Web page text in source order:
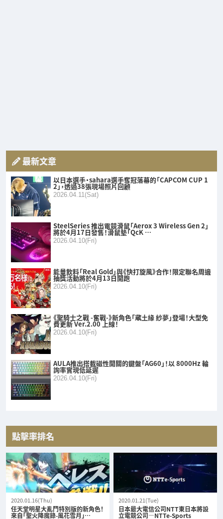
最新文章
以日本選手・sahara選手奪冠落幕的「CAPCOM CUP 1
2」，透過38張現場照片回顧
2026.04.11(Sat)
SteelSeries 推出電競滑鼠「Aerox 3 Wireless Gen 2」
將於4月17日發售！滑鼠墊「QcK …
2026.04.10(Fri)
能量飲料「Real Gold」與《快打旋風》合作！限定聯名周邊
抽獎活動將於4月13日開跑
2026.04.10(Fri)
《聖騎士之戰 -奮戰-》新角色「蔵土緣 紗夢」登場！大型免
費更新 Ver.2.00 上線！
2026.04.10(Fri)
AULA推出搭載磁性開關的鍵盤「AG60」！以 8000Hz 輪
詢率實現低延遲
2026.04.10(Fri)
點擊率排名
2020.01.16(Thu)
任天堂明星大亂鬥特別版的新角色！
來自「聖火降魔錄-風花雪月」…
2020.01.21(Tue)
日本最大電信公司NTT東日本將設
立電競公司—NTTe-Sports